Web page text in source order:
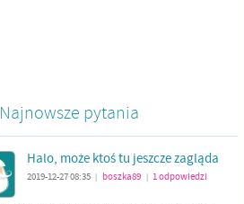
Najnowsze pytania
Halo, może ktoś tu jeszcze zagląda
2019-12-27 08:35 boszka89 1odpowiedzi